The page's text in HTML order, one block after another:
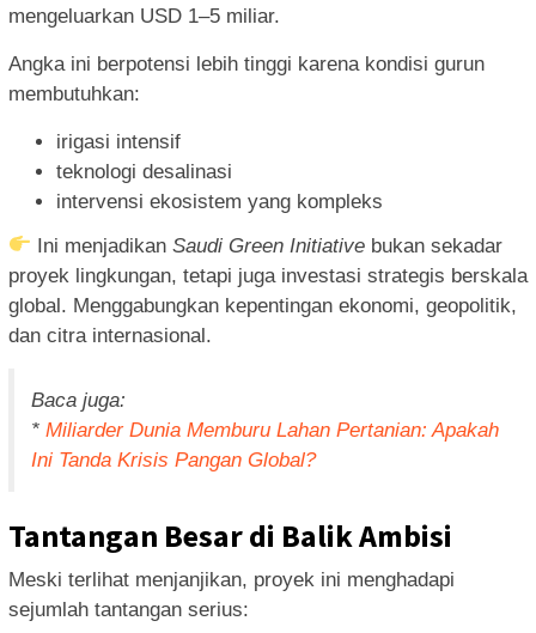
mengeluarkan USD 1–5 miliar.
Angka ini berpotensi lebih tinggi karena kondisi gurun
membutuhkan:
irigasi intensif
teknologi desalinasi
intervensi ekosistem yang kompleks
Ini menjadikanSaudi Green Initiative bukan sekadar
proyek lingkungan, tetapi juga investasi strategis berskala
global. Menggabungkan kepentingan ekonomi, geopolitik,
dan citra internasional.
Baca juga:
* Miliarder Dunia Memburu Lahan Pertanian: Apakah
Ini Tanda Krisis Pangan Global?
Tantangan Besar di Balik Ambisi
Meski terlihat menjanjikan, proyek ini menghadapi
sejumlah tantangan serius: